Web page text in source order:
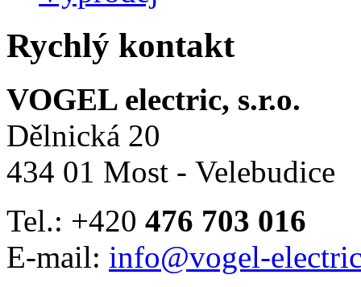
Rychlý kontakt
VOGEL electric, s.r.o.
Dělnická 20
434 01 Most - Velebudice
Tel.: +420 476 703 016
E-mail: info@vogel-